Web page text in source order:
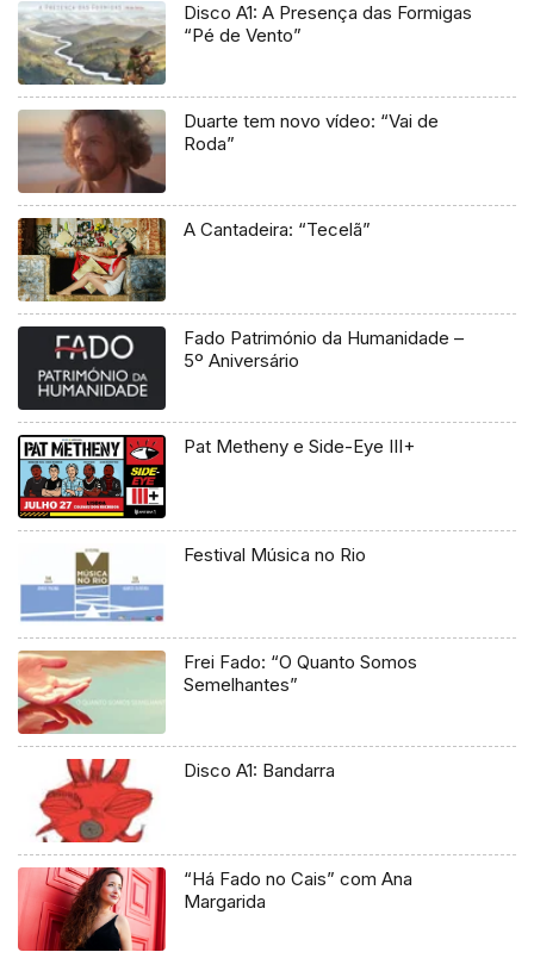
Disco A1: A Presença das Formigas
“Pé de Vento”
Duarte tem novo vídeo: “Vai de
Roda”
A Cantadeira: “Tecelã”
Fado Património da Humanidade –
5º Aniversário
Pat Metheny e Side-Eye III+
Festival Música no Rio
Frei Fado: “O Quanto Somos
Semelhantes”
Disco A1: Bandarra
“Há Fado no Cais” com Ana
Margarida